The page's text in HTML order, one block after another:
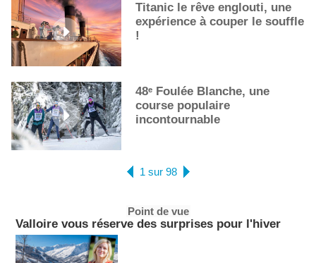
Titanic le rêve englouti, une
expérience à couper le souffle
!
48ᵉ Foulée Blanche, une
course populaire
incontournable
1 sur 98
Point de vue
Valloire vous réserve des surprises pour l'hiver